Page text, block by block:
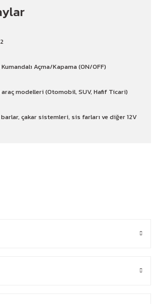
Açma/Kapama (ON/OFF)
araç modelleri (Otomobil, SUV, Hafif Ticari)
çakar sistemleri, sis farları ve diğer 12V